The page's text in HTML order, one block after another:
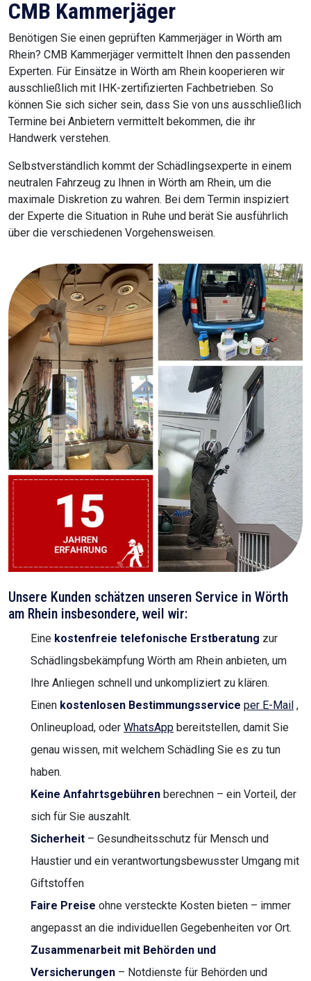
CMB Kammerjäger
Benötigen Sie einen geprüften Kammerjäger in Wörth am
Rhein? CMB Kammerjäger vermittelt Ihnen den passenden
Experten. Für Einsätze in Wörth am Rhein kooperieren wir
ausschließlich mit IHK-zertifizierten Fachbetrieben. So
können Sie sich sicher sein, dass Sie von uns ausschließlich
Termine bei Anbietern vermittelt bekommen, die ihr
Handwerk verstehen.
Selbstverständlich kommt der Schädlingsexperte in einem
neutralen Fahrzeug zu Ihnen in Wörth am Rhein, um die
maximale Diskretion zu wahren. Bei dem Termin inspiziert
der Experte die Situation in Ruhe und berät Sie ausführlich
über die verschiedenen Vorgehensweisen.
Unsere Kunden schätzen unseren Service in Wörth
am Rhein insbesondere, weil wir:
Eine kostenfreie telefonische Erstberatung zur
Schädlingsbekämpfung Wörth am Rhein anbieten, um
Ihre Anliegen schnell und unkompliziert zu klären.
Einen kostenlosen Bestimmungsservice per E-Mail ,
Onlineupload, oder WhatsApp bereitstellen, damit Sie
genau wissen, mit welchem Schädling Sie es zu tun
haben.
Keine Anfahrtsgebühren berechnen – ein Vorteil, der
sich für Sie auszahlt.
Sicherheit – Gesundheitsschutz für Mensch und
Haustier und ein verantwortungsbewusster Umgang mit
Giftstoffen
Faire Preise ohne versteckte Kosten bieten – immer
angepasst an die individuellen Gegebenheiten vor Ort.
Zusammenarbeit mit Behörden und
Versicherungen – Notdienste für Behörden und